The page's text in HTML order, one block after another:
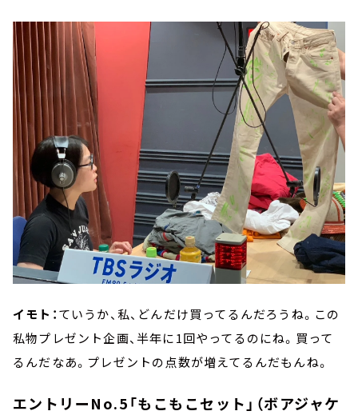
イモト：ていうか、私、どんだけ買ってるんだろうね。この
私物プレゼント企画、半年に1回やってるのにね。買って
るんだなあ。プレゼントの点数が増えてるんだもんね。
エントリーNo.5「もこもこセット」（ボアジャケ